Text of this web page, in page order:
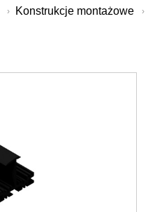
Konstrukcje montażowe